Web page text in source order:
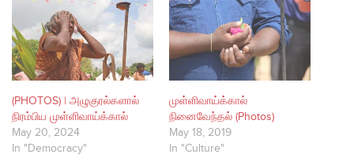
(PHOTOS) | அழுகுரல்களால்
நிரம்பிய முள்ளிவாய்க்கால்
May 20, 2024
In "Democracy"
முள்ளிவாய்க்கால்
நினைவேந்தல் (Photos)
May 18, 2019
In "Culture"